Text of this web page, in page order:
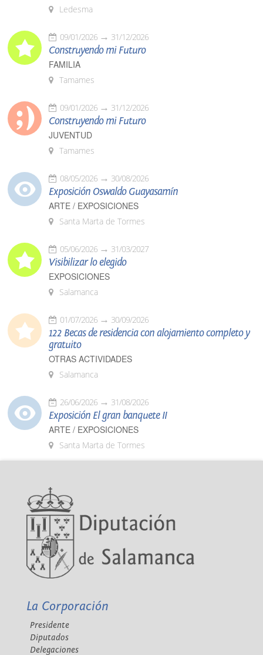
Ledesma
09/01/2026 31/12/2026
Construyendo mi Futuro
FAMILIA
Tamames
09/01/2026 31/12/2026
Construyendo mi Futuro
JUVENTUD
Tamames
08/05/2026 30/08/2026
Exposición Oswaldo Guayasamín
ARTE / EXPOSICIONES
Santa Marta de Tormes
05/06/2026 31/03/2027
Visibilizar lo elegido
EXPOSICIONES
Salamanca
01/07/2026 30/09/2026
122 Becas de residencia con alojamiento completo y
gratuito
OTRAS ACTIVIDADES
Salamanca
26/06/2026 31/08/2026
Exposición El gran banquete II
ARTE / EXPOSICIONES
Santa Marta de Tormes
La Corporación
Presidente
Diputados
Delegaciones